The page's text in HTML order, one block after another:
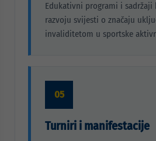
Edukativni programi i
razvoju svijesti o značaju
invaliditetom u sportske
05
Turniri i manifestacije